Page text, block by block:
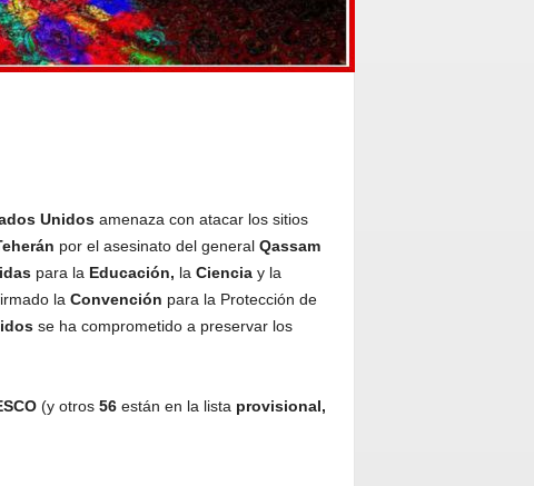
Unidosamenaza con atacar los sitios
por el asesinato del general Qassam
para la Educación, la Cienciay la
la Convención para la Protección de
se ha comprometido a preservar los
(y otros 56están en la lista provisional,